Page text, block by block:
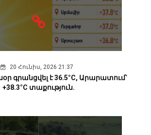
20 Հունիս, 2026 21:37
գրանցվել է 36.5°C, Արարատում՝
+38.3°C տաքություն.